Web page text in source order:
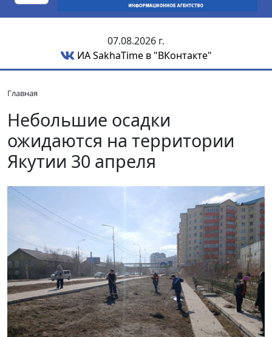
07.08.2026 г.
ИА SakhaTime в "ВКонтакте"
Главная
Небольшие осадки
ожидаются на территории
Якутии 30 апреля